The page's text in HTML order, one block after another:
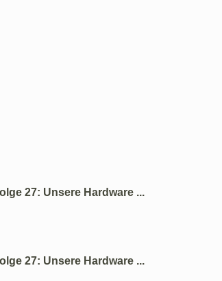
27: Unsere Hardware ...
27: Unsere Hardware ...